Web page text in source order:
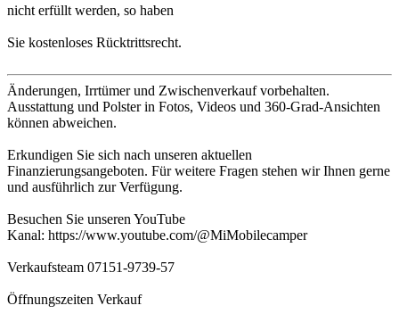
nicht erfüllt werden, so haben
Sie kostenloses Rücktrittsrecht.
Änderungen, Irrtümer und Zwischenverkauf vorbehalten.
Ausstattung und Polster in Fotos, Videos und 360-Grad-Ansichten
können abweichen.
Erkundigen Sie sich nach unseren aktuellen
Finanzierungsangeboten. Für weitere Fragen stehen wir Ihnen gerne
und ausführlich zur Verfügung.
Besuchen Sie unseren YouTube
Kanal: https://www.youtube.com/@MiMobilecamper
Verkaufsteam 07151-9739-57
Öffnungszeiten Verkauf